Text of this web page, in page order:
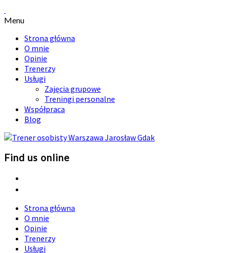
Menu
Strona główna
O mnie
Opinie
Trenerzy
Usługi
Zajęcia grupowe
Treningi personalne
Współpraca
Blog
Find us online
Strona główna
O mnie
Opinie
Trenerzy
Usługi